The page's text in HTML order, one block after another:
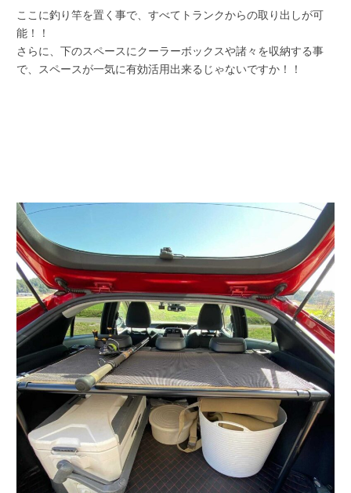
ここに釣り竿を置く事で、すべてトランクからの取り出しが可
能！！
さらに、下のスペースにクーラーボックスや諸々を収納する事
で、スペースが一気に有効活用出来るじゃないですか！！